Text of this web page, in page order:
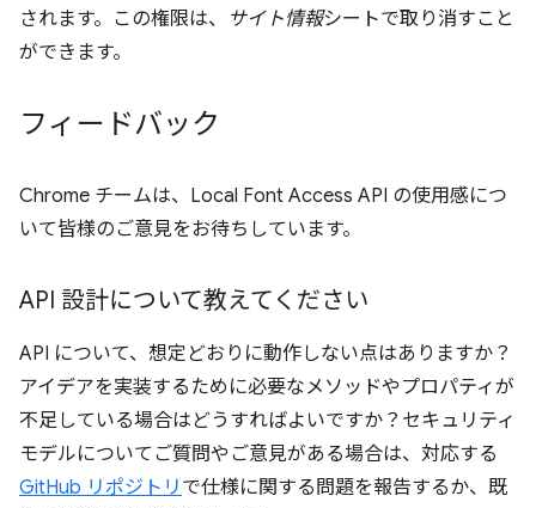
されます。この権限は、
サイト情報シートで取り消すこと
ができます。
フィードバック
Chrome チームは、Local Font Access API の使用感につ
いて皆様のご意見をお待ちしています。
API 設計について教えてください
API について、想定どおりに動作しない点はありますか？
アイデアを実装するために必要なメソッドやプロパティが
不足している場合はどうすればよいですか？セキュリティ
モデルについてご質問やご意見がある場合は、対応する
GitHub リポジトリ で仕様に関する問題を報告するか、既